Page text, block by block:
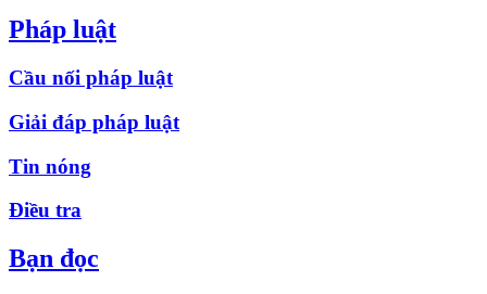
Pháp luật
Cầu nối pháp luật
Giải đáp pháp luật
Tin nóng
Điều tra
Bạn đọc